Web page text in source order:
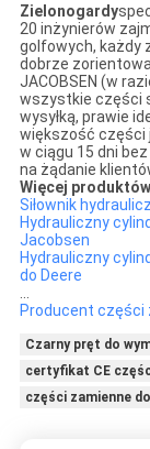
Zielonogardy
20 inżynierów
golfowych, każdy
dobrze
JACOBSEN (w
wszystkie części
wysyłką, prawie
większość części
w ciągu 15 dni
na żądanie
Więcej produktów
Siłownik
Hydrauliczny
Jacobsen
Hydrauliczny
do Deere
Producent części
Czarny pręt do
certyfikat CE
części zamienne